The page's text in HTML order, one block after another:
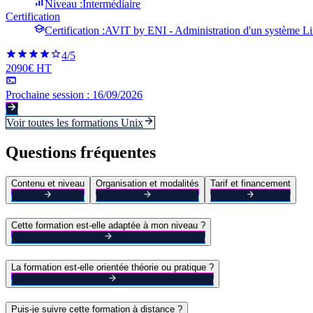
Niveau :Intermédiaire
Certification
Certification :AVIT by ENI - Administration d'un système
4/5
2090€ HT
Prochaine session : 16/09/2026
Voir toutes les formations Unix
Questions fréquentes
Contenu et niveau Organisation et modalités Tarif et financement
Cette formation est-elle adaptée à mon niveau ?
La formation est-elle orientée théorie ou pratique ?
Puis-je suivre cette formation à distance ?